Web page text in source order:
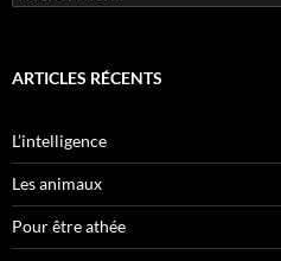
ARTICLES RÉCENTS
L’intelligence
Les animaux
Pour être athée